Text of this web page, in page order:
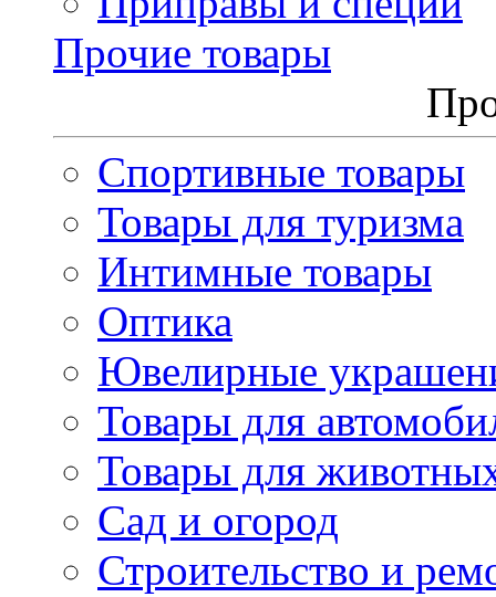
Прочие товары
Спортивные товары
Товары для туризма
Интимные товары
Оптика
Ювелирные
Товары для
Товары для
Сад и огород
Строительство и